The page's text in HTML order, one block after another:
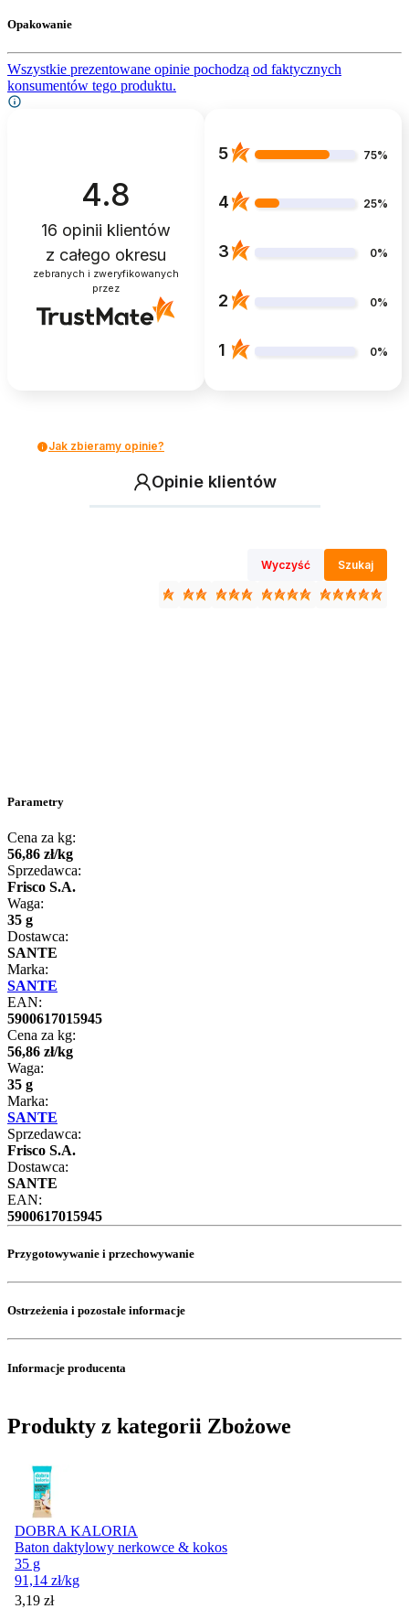
Opakowanie
Wszystkie prezentowane opinie pochodzą od faktycznych
konsumentów tego produktu.
4.8
16 opinii klientów
z całego okresu
zebranych i zweryfikowanych
przez
5 75%
4 25%
3 0%
2 0%
1 0%
Jak zbieramy opinie?
Opinie klientów
Wyczyść Szukaj
Parametry
Cena za kg:
56,86 zł/kg
Sprzedawca:
Frisco S.A.
Waga:
35 g
Dostawca:
SANTE
Marka:
SANTE
EAN:
5900617015945
Cena za kg:
56,86 zł/kg
Waga:
35 g
Marka:
SANTE
Sprzedawca:
Frisco S.A.
Dostawca:
SANTE
EAN:
5900617015945
Przygotowywanie i przechowywanie
Ostrzeżenia i pozostałe informacje
Informacje producenta
Produkty z kategorii Zbożowe
DOBRA KALORIA
Baton daktylowy nerkowce & kokos
35 g
91,14 zł/kg
Cena
3,19 zł